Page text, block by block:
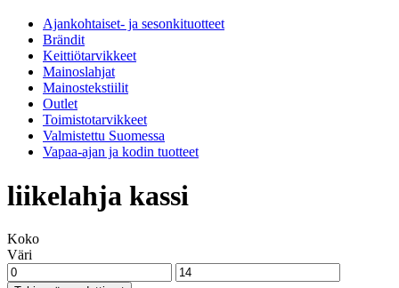
Ajankohtaiset- ja sesonkituotteet
Brändit
Keittiötarvikkeet
Mainoslahjat
Mainostekstiilit
Outlet
Toimistotarvikkeet
Valmistettu Suomessa
Vapaa-ajan ja kodin tuotteet
liikelahja kassi
Koko
Väri